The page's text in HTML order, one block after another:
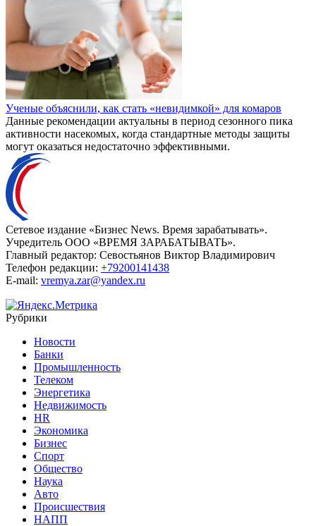
Ученые объяснили, как стать «невидимкой» для комаров
Данные рекомендации актуальны в период сезонного пика
активности насекомых, когда стандартные методы защиты
могут оказаться недостаточно эффективными.
Сетевое издание «Бизнес News. Время зарабатывать».
Учредитель ООО «ВРЕМЯ ЗАРАБАТЫВАТЬ».
Главный редактор: Севостьянов Виктор Владимирович
Телефон редакции: +79200141438
E-mail: vremya.zar@yandex.ru
Рубрики
Новости
Банки
Промышленность
Телеком
Энергетика
Недвижимость
HR
Экономика
Бизнес
Спорт
Общество
Наука
Авто
Происшествия
НАПП